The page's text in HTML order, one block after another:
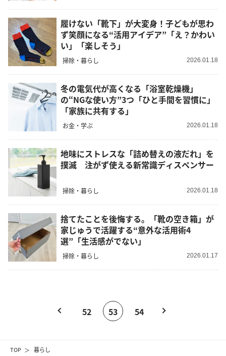
TOP 暮らし
履けない「靴下」が大変身！子どもが思わ
ず笑顔になる“活用アイデア”「え？かわい
い」「楽しそう」
掃除・暮らし 2026.01.18
冬の電気代が高くなる「浴室乾燥機」
の“NGな使い方”3つ「ひと手間を習慣に」
「家族に共有する」
お金・学ぶ 2026.01.18
地味にストレスな「詰め替えの液だれ」を
撲滅 注がず使える新常識ディスペンサー
掃除・暮らし 2026.01.18
捨てたことを後悔する。「靴の空き箱」が
家じゅうで活躍する“意外な活用術4
選”「生活感がでない」
掃除・暮らし 2026.01.17
52 53 54